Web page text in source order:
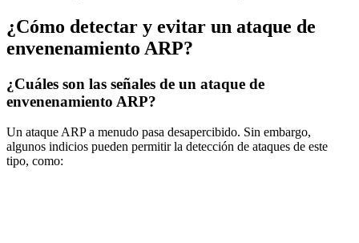
¿Cómo detectar y evitar un ataque de
envenenamiento ARP?
¿Cuáles son las señales de un ataque de
envenenamiento ARP?
Un ataque ARP a menudo pasa desapercibido. Sin embargo,
algunos indicios pueden permitir la detección de ataques de este
tipo, como: